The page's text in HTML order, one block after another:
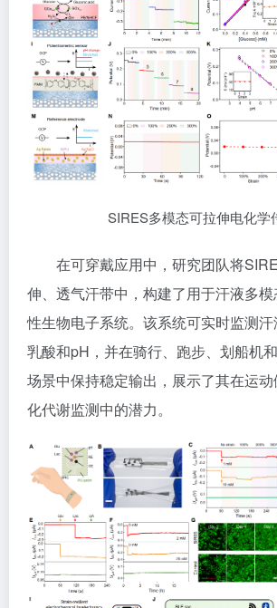
SIRES多模态可拉伸电化学
在可穿戴应用中，研究团队将
伸、透气汗带中，构建了用于汗液多
性生物电子系统。该系统可实时监测汗
乳酸和pH，并在骑行、跑步、划船机
场景中保持稳定输出，展示了其在运
化代谢监测中的潜力。